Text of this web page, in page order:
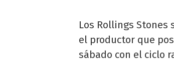
Los Rollings
el productor que
sábado con el ciclo